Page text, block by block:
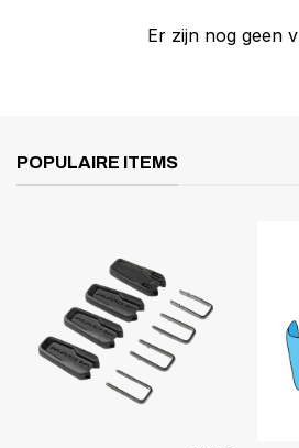
Er zijn nog geen
POPULAIRE ITEMS